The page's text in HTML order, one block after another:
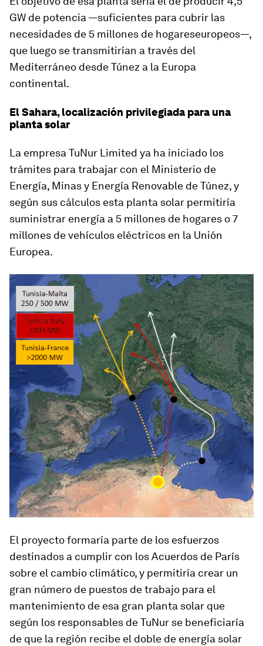
GW de potencia —suficientes para cubrir las
necesidades de 5 millones de hogareseuropeos—,
que luego se transmitirían a través del
Mediterráneo desde Túnez a la Europa
continental.
El Sahara, localización privilegiada para una
planta solar
La empresa TuNur Limited ya ha iniciado los
trámites para trabajar con el Ministerio de
Energía, Minas y Energía Renovable de Túnez, y
según sus cálculos esta planta solar permitiría
suministrar energía a 5 millones de hogares o 7
millones de vehículos eléctricos en la Unión
Europea.
El proyecto formaría parte de los esfuerzos
destinados a cumplir con los Acuerdos de París
sobre el cambio climático, y permitiría crear un
gran número de puestos de trabajo para el
mantenimiento de esa gran planta solar que
según los responsables de TuNur se beneficiaría
de que la región recibe el doble de energía solar